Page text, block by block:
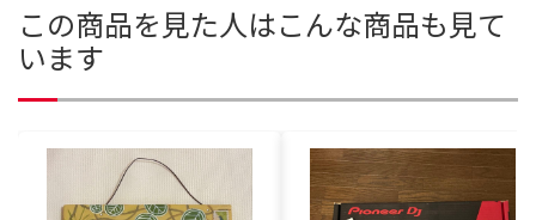
この商品を見た人はこんな商品も見て
います